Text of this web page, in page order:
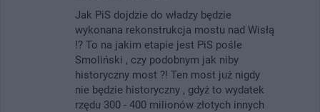
Jak PiS dojdzie do władzy będzie
wykonana rekonstrukcja mostu nad Wisłą
!? To na jakim etapie jest PiS pośle
Smoliński , czy podobnym jak niby
historyczny most ?! Ten most już nigdy
nie będzie historyczny , gdyż to wydatek
rzędu 300 - 400 milionów złotych innych